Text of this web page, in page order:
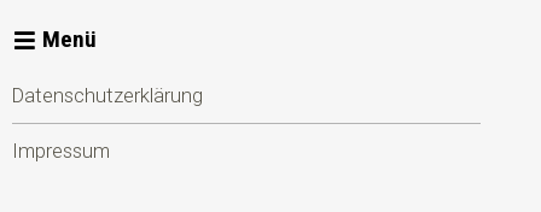
Menü
Datenschutzerklärung
Impressum